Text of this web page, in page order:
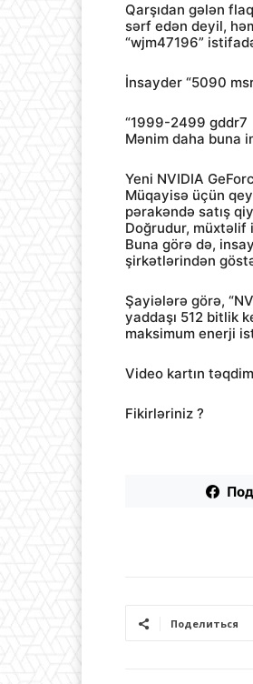
Qarşıdan gələn
sərf edən deyil,
“wjm47196”
İnsayder “5090
“1999-2499 gddr7
Mənim daha buna
Yeni NVIDIA
Müqayisə üçün
pərakəndə satış
Doğrudur, müxtəlif
Buna görə də,
şirkətlərindən
Şayiələrə görə,
yaddaşı 512 bitlik
maksimum enerji
Video kartın
Fikirləriniz ?
Поделиться